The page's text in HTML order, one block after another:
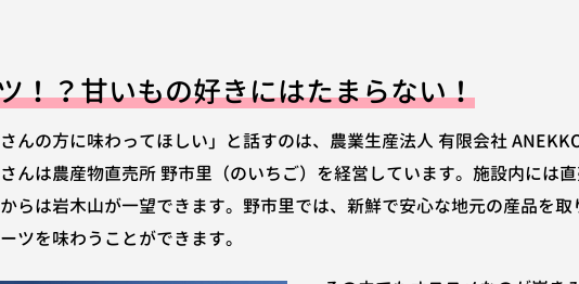
！？甘いもの好きにはたまらない！
さんの方に味わってほしい」と話すのは、農業生産法人 有限会社
んは農産物直売所 野市里（のいちご）を経営しています。施設内には
らは岩木山が一望できます。野市里では、新鮮で安心な地元の産品を取
ツを味わうことができます。